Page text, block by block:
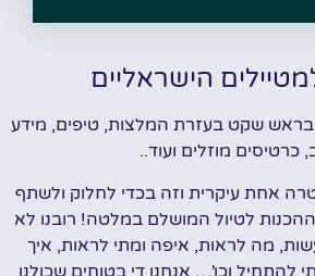
הישראליים
שקט בעזרת המלצות, טיפים, מידע
כרטיסים מוזלים ועוד..
אחת עיקרית וזה בכדי לחלוק ולשתף
ההכנות לטיול המושלם במלטה! רובנו לא
מה לראות, איפה ומתי לראות, איך
להתחיל וכו'… אנחנו די בטוחים שכולנו